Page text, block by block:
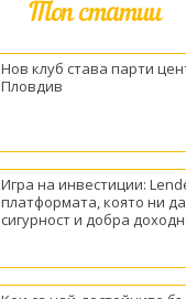
Топ статии
Нов клуб става парти
Пловдив
Игра на инвестиции:
платформата, която ни
сигурност и добра